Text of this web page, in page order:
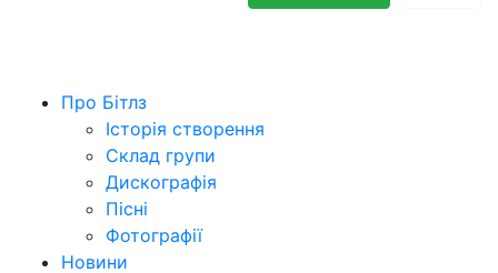
Про Бітлз
Історія створення
Склад групи
Дискографія
Пісні
Фотографії
Новини